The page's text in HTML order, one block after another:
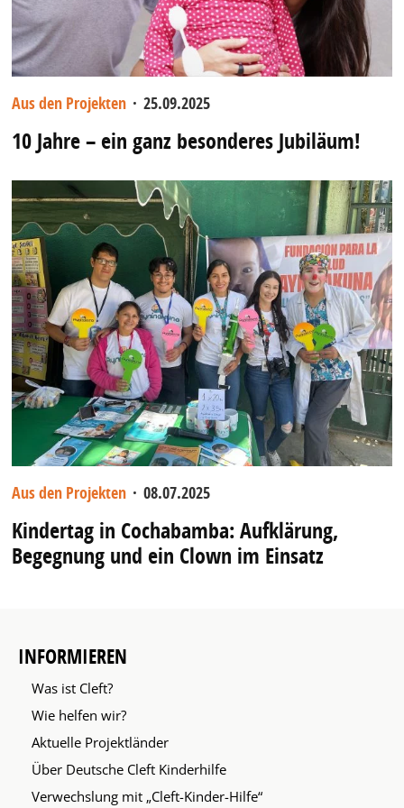
Aus den Projekten · 25.09.2025
10 Jahre – ein ganz besonderes Jubiläum!
Aus den Projekten · 08.07.2025
Kindertag in Cochabamba: Aufklärung,
Begegnung und ein Clown im Einsatz
INFORMIEREN
Was ist Cleft?
Wie helfen wir?
Aktuelle Projektländer
Über Deutsche Cleft Kinderhilfe
Verwechslung mit „Cleft-Kinder-Hilfe“